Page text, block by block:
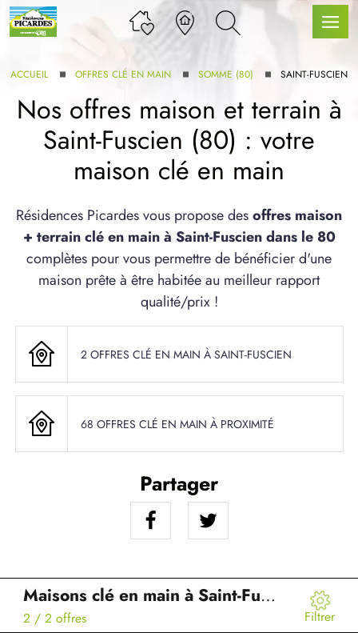
GAMME
SERVICE BDL EXTENSION
ACCUEIL OFFRES CLÉ EN MAIN SOMME (80) SAINT-FUSCIEN
Nos offres maison et terrain à
Saint-Fuscien (80) : votre
maison clé en main
Résidences Picardes vous propose desoffres maison
+ terrain clé en main à Saint-Fuscien dans le 80
complètes pour vous permettre de bénéficier d'une
maison prête à être habitée au meilleur rapport
qualité/prix !
2 OFFRES CLÉ EN MAIN À SAINT-FUSCIEN
68 OFFRES CLÉ EN MAIN À PROXIMITÉ
Partager
Maisons clé en main à Saint-Fuscien (80)
2 / 2 offres Filtrer